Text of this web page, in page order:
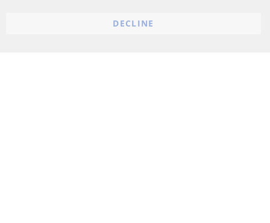
DECLINE